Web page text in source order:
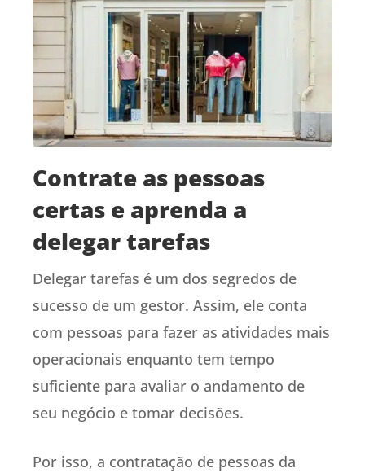
Contrate as pessoas
certas e aprenda a
delegar tarefas
Delegar tarefas é um dos segredos de
sucesso de um gestor. Assim, ele conta
com pessoas para fazer as atividades mais
operacionais enquanto tem tempo
suficiente para avaliar o andamento de
seu negócio e tomar decisões.
Por isso, a contratação de pessoas da